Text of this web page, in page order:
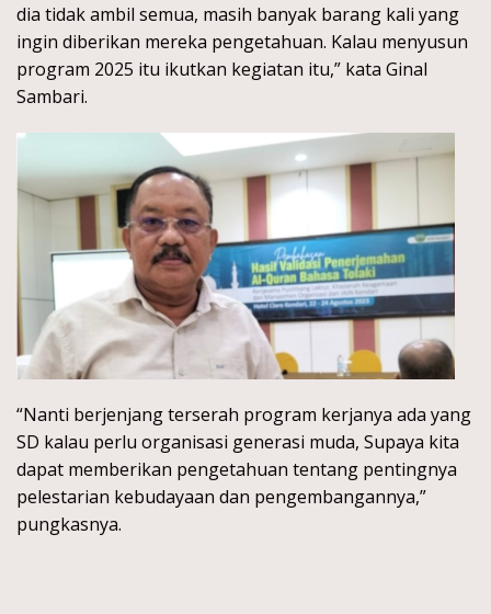
dia tidak ambil semua, masih banyak barang kali yang
ingin diberikan mereka pengetahuan. Kalau menyusun
program 2025 itu ikutkan kegiatan itu,” kata Ginal
Sambari.
“Nanti berjenjang terserah program kerjanya ada yang
SD kalau perlu organisasi generasi muda, Supaya kita
dapat memberikan pengetahuan tentang pentingnya
pelestarian kebudayaan dan pengembangannya,”
pungkasnya.